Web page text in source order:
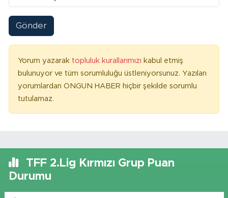
Gönder
Yorum yazarak topluluk kurallarımızı kabul etmiş
bulunuyor ve tüm sorumluluğu üstleniyorsunuz. Yazılan
yorumlardan ONGUN HABER hiçbir şekilde sorumlu
tutulamaz.
TFF 2.Lig Kırmızı Grup Puan
Durumu